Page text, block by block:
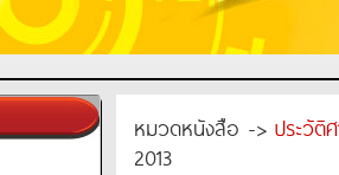
หมวดหนังสือ -> ประวัติ
2013